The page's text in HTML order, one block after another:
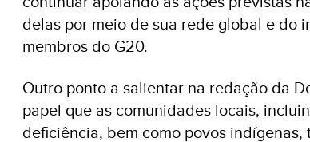
delas por meio de sua rede global e do
membros do G20.
Outro ponto a salientar na redação da
papel que as comunidades locais,
deficiência, bem como povos